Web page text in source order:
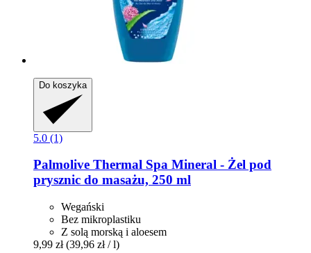
Do koszyka
5.0 (1)
Palmolive Thermal Spa Mineral -​ Żel pod
prysznic do masażu, 250 ml
Wegański
Bez mikroplastiku
Z solą morską i aloesem
9,99 zł (39,96 zł / l)